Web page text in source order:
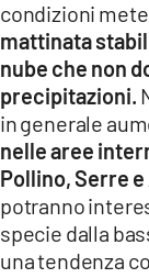
condizioni
mattinata
nube che non
precipitazioni.
in generale
nelle aree
Pollino, Serre
potranno
specie dalla
una tendenza